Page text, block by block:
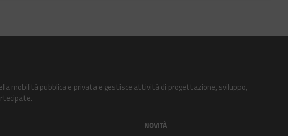
mobilità pubblica e privata e gestisce attività di progettazione, sviluppo,
NOVITÀ